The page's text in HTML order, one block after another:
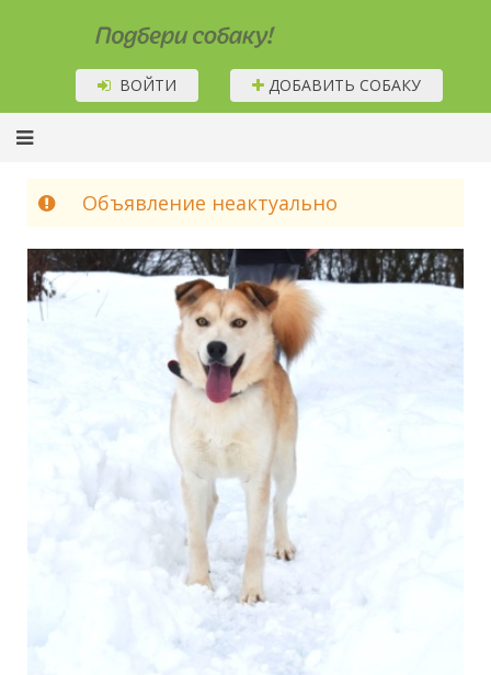
Подбери собаку!
ВОЙТИ ДОБАВИТЬ СОБАКУ
Объявление неактуально